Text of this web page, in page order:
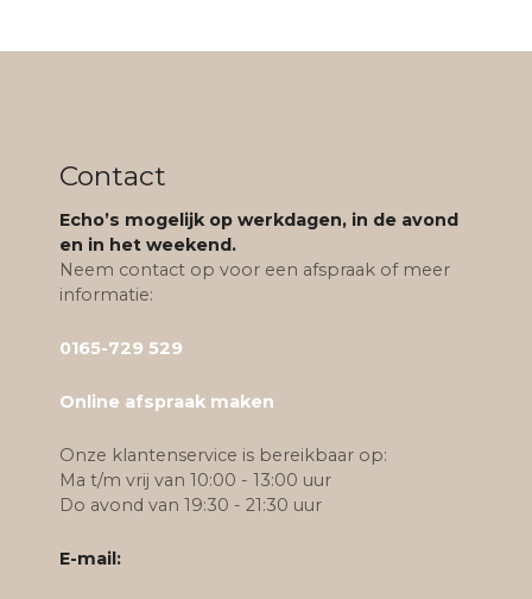
Contact
Echo’s mogelijk op werkdagen, in de avond
en in het weekend.
Neem contact op voor een afspraak of meer
informatie:
0165-729 529
Online afspraak maken
Onze klantenservice is bereikbaar op:
Ma t/m vrij van 10:00 - 13:00 uur
Do avond van 19:30 - 21:30 uur
E-mail: